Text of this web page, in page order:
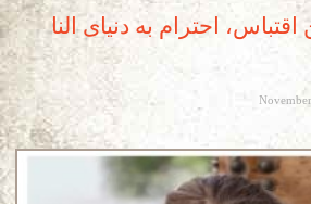
احترام به دنیای النا